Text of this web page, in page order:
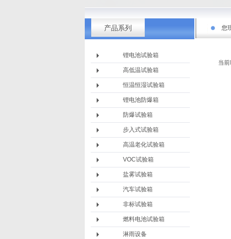
产品系列
锂电池试验箱
高低温试验箱
恒温恒湿试验箱
锂电池防爆箱
防爆试验箱
步入式试验箱
高温老化试验箱
VOC试验箱
盐雾试验箱
汽车试验箱
非标试验箱
燃料电池试验箱
淋雨设备
您
当